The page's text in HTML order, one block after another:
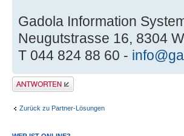
Gadola Information
Neugutstrasse 16, 8304
T 044 824 88 60 -
Antwort erstellen
Zurück zu Partner-Lösungen